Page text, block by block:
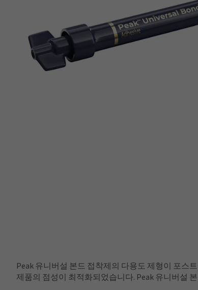
Peak 유니버설 본드 접착제의 다용도 제형이 포스
제품의 점성이 최적화되었습니다. Peak 유니버설